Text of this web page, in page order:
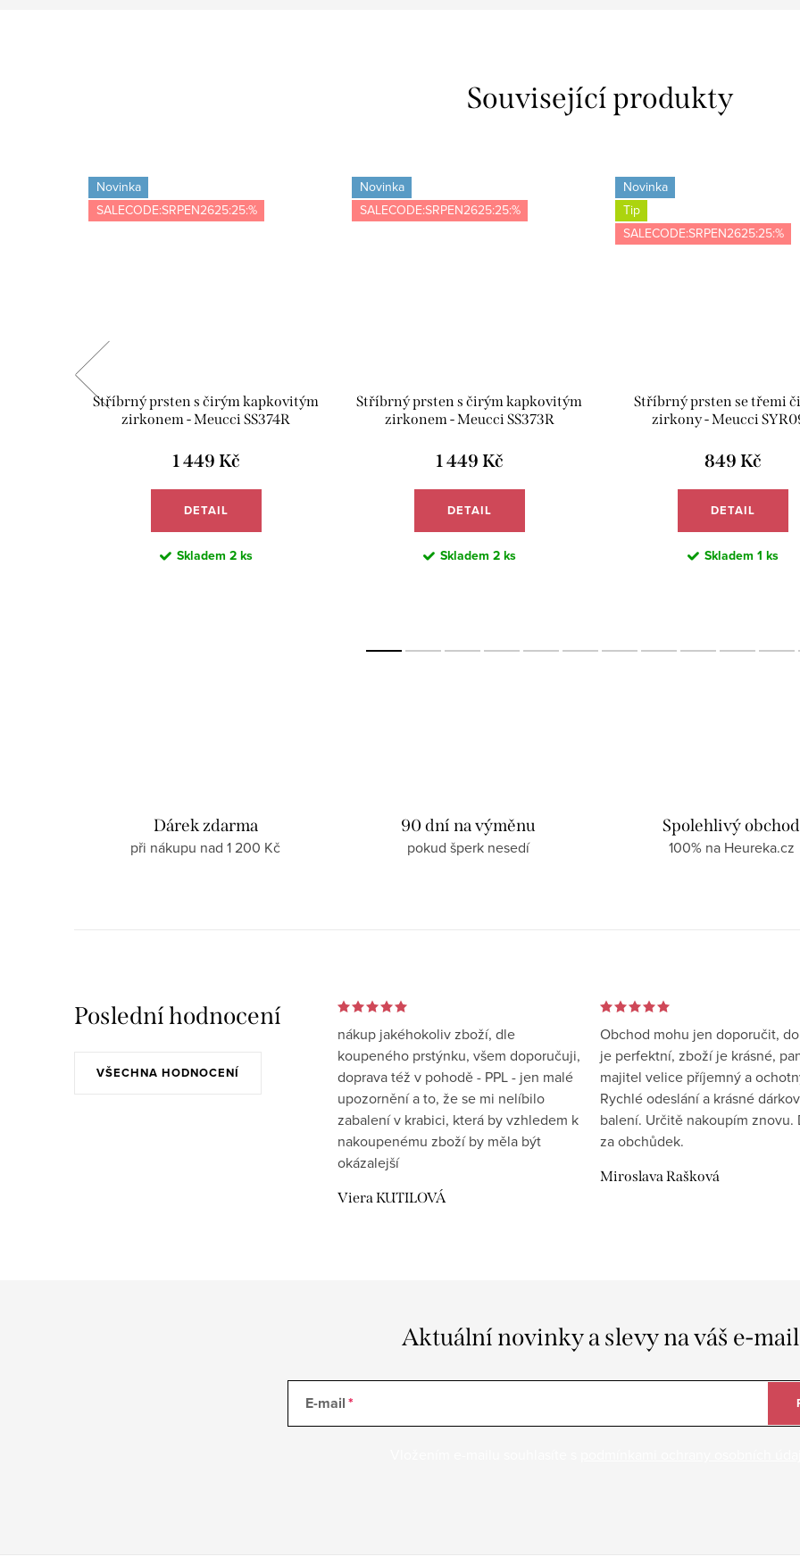
Související produkty
Novinka
SALECODE:SRPEN2625:25:%
Stříbrný prsten s čirým kapkovitým
zirkonem - Meucci SS374R
1 449 Kč
DETAIL
Skladem 2 ks
Novinka
SALECODE:SRPEN2625:25:%
Stříbrný prsten s čirým kapkovitým
zirkonem - Meucci SS373R
1 449 Kč
DETAIL
Skladem 2 ks
Novinka
Tip
SALECODE:SRPEN2625:25:%
Stříbrný prsten se třemi
zirkony - Meucci
849 Kč
DETAIL
Skladem 1 ks
Dárek zdarma
při nákupu nad 1 200 Kč
90 dní na výměnu
pokud šperk nesedí
Spolehlivý obchod
100% na Heureka.cz
Poslední hodnocení
VŠECHNA HODNOCENÍ
nákup jakéhokoliv zboží, dle
koupeného prstýnku, všem doporučuji,
doprava též v pohodě - PPL - jen malé
upozornění a to, že se mi nelíbilo
zabalení v krabici, která by vzhledem k
nakoupenému zboží by měla být
okázalejší
Viera KUTILOVÁ
Obchod mohu jen doporučit,
je perfektní, zboží je krásné,
majitel velice příjemný a
Rychlé odeslání a krásné
balení. Určitě nakoupím znovu.
za obchůdek.
Miroslava Rašková
Aktuální novinky a slevy na váš e-mail
E-mail